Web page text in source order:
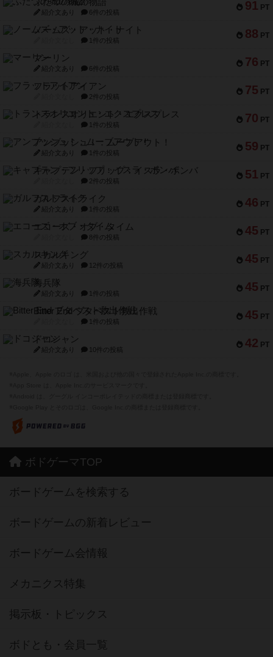
91 PT
紹介文あり 6件の投稿
88 PT
ノームズ・アット・ナイト
1件の投稿
76 PT
マーリン
紹介文あり 6件の投稿
75 PT
フラットアイアン
2件の投稿
70 PT
トランスオリエント・エクスプレス
1件の投稿
59 PT
アンブッシュ！：ムーブアウト！
紹介文あり 1件の投稿
51 PT
キャプテン・フリップ：イスラ・ボンバ
2件の投稿
46 PT
ガルフストライク
紹介文あり 1件の投稿
45 PT
エコーズ・オブ・タイム
8件の投稿
45 PT
スカルキング
紹介文あり 12件の投稿
45 PT
海兵隊
紹介文あり 1件の投稿
45 PT
Bitter End ブタペスト救出作戦
1件の投稿
42 PT
ドコジャン
紹介文あり 10件の投稿
ボドゲーマTOP
ボードゲームを検索する
ボードゲームの新着レビュー
ボードゲーム会情報
メカニクス特集
掲示板・トピックス
ボドとも・会員一覧